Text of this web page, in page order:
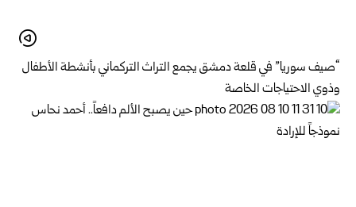
“صيف سوريا” في قلعة دمشق يجمع التراث التركماني بأنشطة الأطفال
وذوي الاحتياجات الخاصة